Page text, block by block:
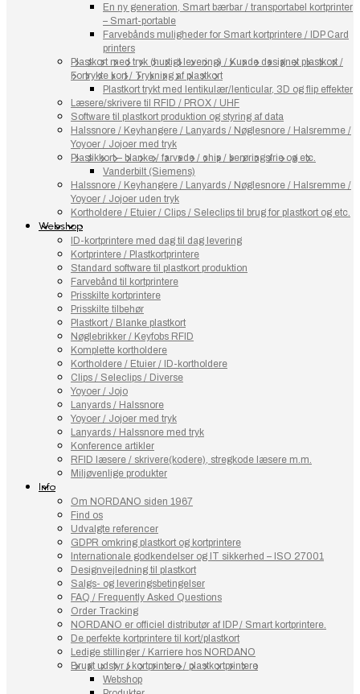
En ny generation, Smart bærbar / transportabel kortprinter
– Smart-portable
Farvebånds muligheder for Smart kortprintere / IDP Card
printers
Plastkort med tryk (hurtigt levering) / Kunde designet plastkort /
Fortrykte kort / Trykning af plastkort
Plastkort trykt med lentikulær/lenticular, 3D og flip effekter
Læsere/skrivere til RFID / PROX / UHF
Software til plastkort produktion og styring af data
Halssnore / Keyhangere / Lanyards / Nøglesnore / Halsremme /
Yoyoer / Jojoer med tryk
Plastikkort – blanke / farvede / chip / berøringsfrie og etc.
Vanderbilt (Siemens)
Halssnore / Keyhangere / Lanyards / Nøglesnore / Halsremme /
Yoyoer / Jojoer uden tryk
Kortholdere / Etuier / Clips / Seleclips til brug for plastkort og etc.
Webshop
ID-kortprintere med dag til dag levering
Kortprintere / Plastkortprintere
Standard software til plastkort produktion
Farvebånd til kortprintere
Prisskilte kortprintere
Prisskilte tilbehør
Plastkort / Blanke plastkort
Nøglebrikker / Keyfobs RFID
Komplette kortholdere
Kortholdere / Etuier / ID-kortholdere
Clips / Seleclips / Diverse
Yoyoer / Jojo
Lanyards / Halssnore
Yoyoer / Jojoer med tryk
Lanyards / Halssnore med tryk
Konference artikler
RFID læsere / skrivere(kodere), stregkode læsere m.m.
Miljøvenlige produkter
Info
Om NORDANO siden 1967
Find os
Udvalgte referencer
GDPR omkring plastkort og kortprintere
Internationale godkendelser og IT sikkerhed – ISO 27001
Designvejledning til plastkort
Salgs- og leveringsbetingelser
FAQ / Frequently Asked Questions
Order Tracking
NORDANO er officiel distributør af IDP / Smart kortprintere.
De perfekte kortprintere til kort/plastkort
Ledige stillinger / Karriere hos NORDANO
Brugt udstyr / kortprintere / plastkortprintere
Webshop